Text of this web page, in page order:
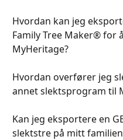
Hvordan kan jeg
Family Tree Maker® for
MyHeritage?
Hvordan overfører jeg
annet slektsprogram til
Kan jeg eksportere en
slektstre på mitt